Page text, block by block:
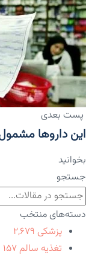
پست بعدی
این داروها
بخوانید
جستجو
دسته‌های منتخب
پزشکی ۲,۶۷۹
تغذیه سالم ۱۵۷